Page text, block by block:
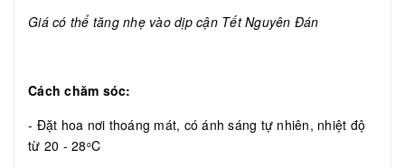
Giá có thể tăng nhẹ vào dịp cận Tết Nguyên Đán
Cách chăm sóc:
- Đặt hoa nơi thoáng mát, có ánh sáng tự nhiên, nhiệt độ
từ 20 - 28oC